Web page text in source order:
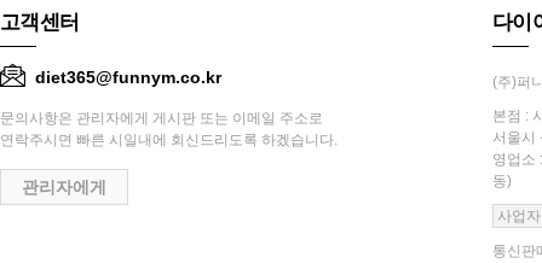
고객센터
diet365@funnym.co.kr
문의사항은 관리자에게 게시판 또는 이메일 주소로
연락주시면 빠른 시일내에 회신드리도록 하겠습니다.
관리자에게
다이
(주)퍼
본점 :
서울시
영업소
동)
사업
통신판